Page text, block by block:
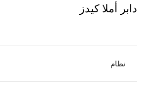
دابر أملا كيدز
نظام